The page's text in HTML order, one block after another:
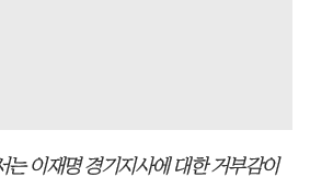
는 이재명 경기지사에 대한 거부감이